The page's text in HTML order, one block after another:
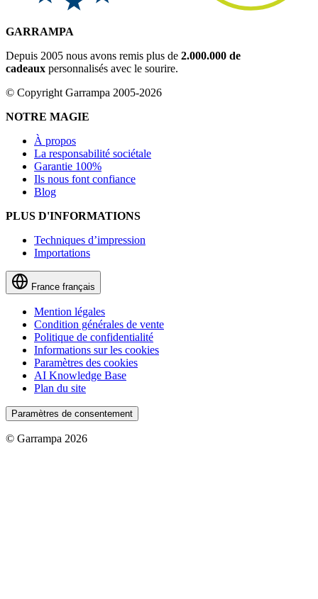
GARRAMPA
Depuis 2005 nous avons remis plus de 2.000.000 de
cadeaux personnalisés avec le sourire.
© Copyright Garrampa 2005-2026
NOTRE MAGIE
À propos
La responsabilité sociétale
Garantie 100%
Ils nous font confiance
Blog
PLUS D'INFORMATIONS
Techniques d’impression
Importations
France français
Mention légales
Condition générales de vente
Politique de confidentialité
Informations sur les cookies
Paramètres des cookies
AI Knowledge Base
Plan du site
Paramètres de consentement
© Garrampa 2026